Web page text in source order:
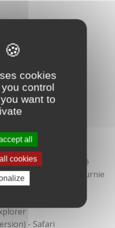
cookies
control
want to
all
cookies
déclaration
réalisation du site
de contenus ont été
base de référence fournie
- Safari